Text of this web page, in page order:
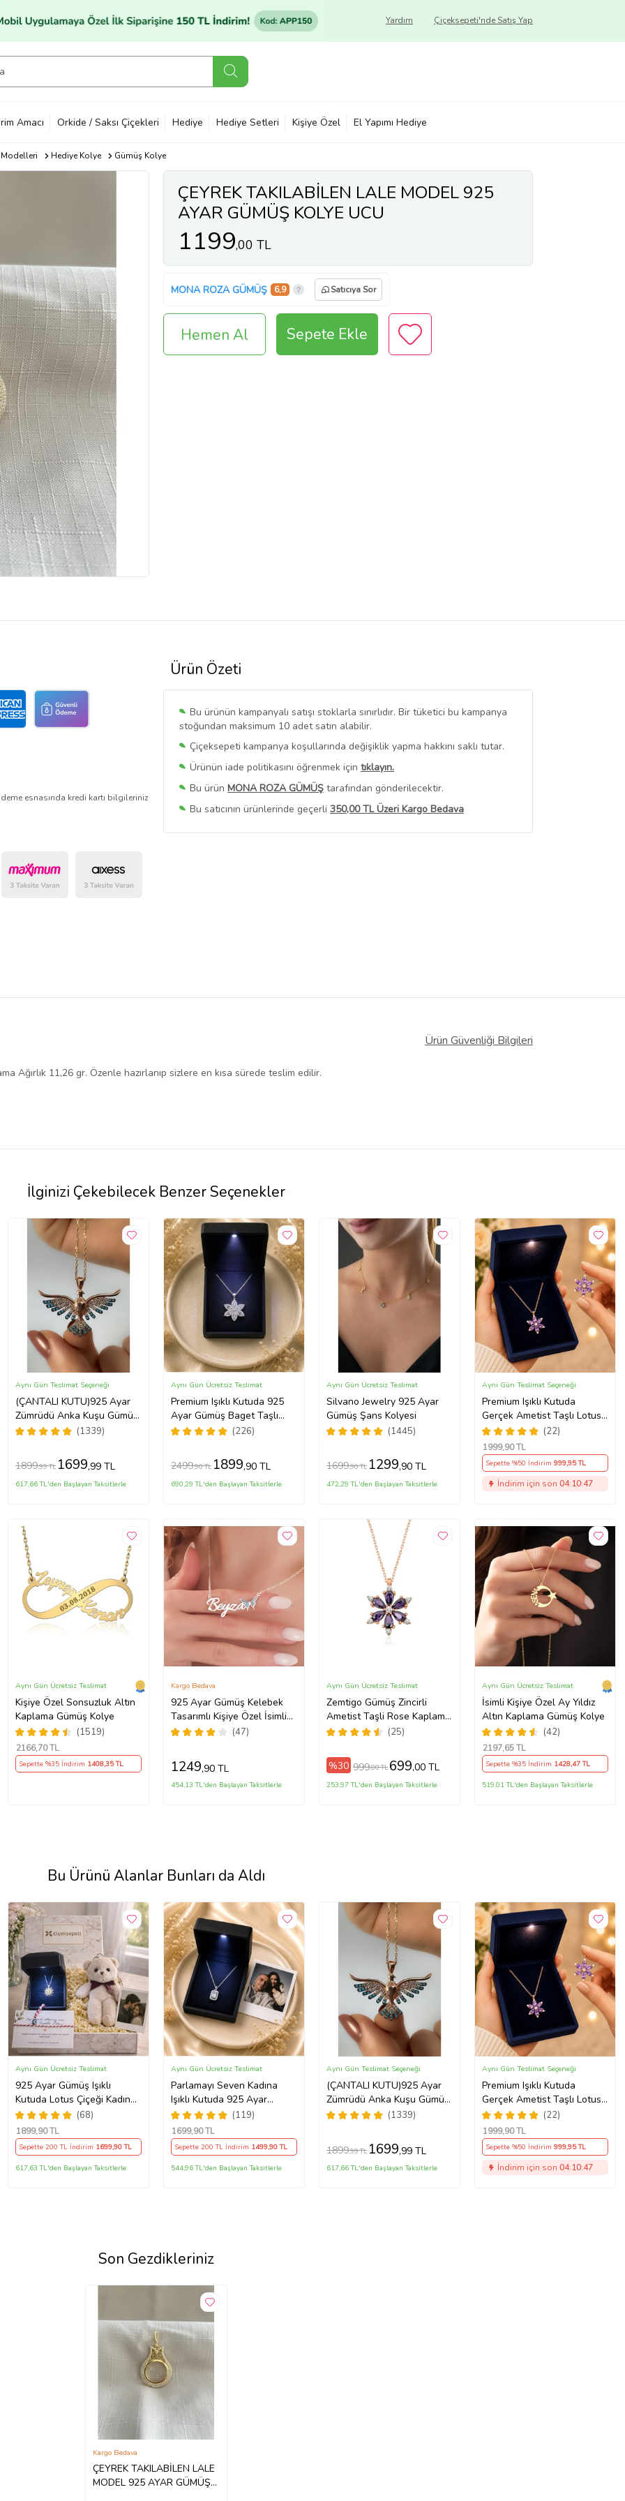
Çiçeksepeti'nde Satış Yap
Yardım
Amacı Orkide / Saksı Çiçekleri Hediye Hediye Setleri Kişiye Özel El Yapımı Hediye
Modelleri Hediye Kolye Gümüş Kolye
ÇEYREK TAKILABİLEN LALE MODEL 925
AYAR GÜMÜŞ KOLYE UCU
1199,00 TL
MONA ROZA GÜMÜŞ 6,9 Satıcıya Sor
Hemen Al Sepete Ekle
Ürün Özeti
Bu ürünün kampanyalı satışı stoklarla sınırlıdır. Bir tüketici bu kampanya
stoğundan maksimum 10 adet satın alabilir.
Çiçeksepeti kampanya koşullarında değişiklik yapma hakkını saklı tutar.
Ürünün iade politikasını öğrenmek için tıklayın.
Bu ürün MONA ROZA GÜMÜŞ tarafından gönderilecektir.
Bu satıcının ürünlerinde geçerli 350,00 TL Üzeri Kargo Bedava
Bu SatıcınınTüm Ürünlerini Görüntüle
esnasında kredi kartı bilgileriniz
Ürün Güvenliği Bilgileri
Ağırlık 11,26 gr. Özenle hazırlanıp sizlere en kısa sürede teslim edilir.
İlginizi Çekebilecek Benzer Seçenekler
(ÇANTALI KUTU)925 Ayar
Zümrüdü Anka Kuşu Gümüş
Kadın Kolye - MAVİ
(1339)
Aynı Gün Teslimat Seçeneği
1899,99 TL 1699,99 TL
617,66 TL'den Başlayan Taksitlerle
Premium Işıklı Kutuda 925
Ayar Gümüş Baget Taşlı
Lotus Çiçeği Kolye
(226)
Aynı Gün Ücretsiz Teslimat
2499,90 TL 1899,90 TL
690,29 TL'den Başlayan Taksitlerle
Silvano Jewelry 925 Ayar
Gümüş Şans Kolyesi
(1445)
Aynı Gün Ücretsiz Teslimat
1699,90 TL 1299,90 TL
472,29 TL'den Başlayan Taksitlerle
Premium Işıklı Kutuda
Gerçek Ametist Taşlı Lotus
Kolye – 925 Ayar Gümüş
Kadın Kolye
(22)
Aynı Gün Teslimat Seçeneği
1999,90 TL
Sepette %50 İndirim999,95 TL
İndirim için son04:10:46
Kişiye Özel Sonsuzluk Altın
Kaplama Gümüş Kolye
(1519)
Aynı Gün Ücretsiz Teslimat
2166,70 TL
Sepette %35 İndirim 1408,35 TL
925 Ayar Gümüş Kelebek
Tasarımlı Kişiye Özel İsimli
Kadın Kolye Anneye
Hediye,Arkadaşa
Hediye,Doğum Günü
Hediyesi,Eşe Hediye
(47)
Kargo Bedava
1249,90 TL
454,13 TL'den Başlayan Taksitlerle
Zemtigo Gümüş Zincirli
Ametist Taşli Rose Kaplama
Lotus Kamelya Çiçeği Kolye
(25)
Aynı Gün Ücretsiz Teslimat
%30 999,00 TL 699,00 TL
253,97 TL'den Başlayan Taksitlerle
İsimli Kişiye Özel Ay Yıldız
Altın Kaplama Gümüş Kolye
(42)
Aynı Gün Ücretsiz Teslimat
2197,65 TL
Sepette %35 İndirim 1428,47 TL
519,01 TL'den Başlayan Taksitlerle
Bu Ürünü Alanlar Bunları da Aldı
925 Ayar Gümüş Işıklı
Kutuda Lotus Çiçeği Kadın
Kolye , Peluş Ayıcık
Anahtarlık Marteniçka
Bileklik, Polaroid Fotoğraf
Hediye
(68)
Aynı Gün Ücretsiz Teslimat
1899,90 TL
Sepette 200 TL İndirim 1699,90 TL
617,63 TL'den Başlayan Taksitlerle
Parlamayı Seven Kadına
Işıklı Kutuda 925 Ayar
Gümüş Baget Kolye - Kişiye
Özel Fotoğraf Hediye
(119)
Aynı Gün Ücretsiz Teslimat
1699,90 TL
Sepette 200 TL İndirim 1499,90 TL
544,96 TL'den Başlayan Taksitlerle
(ÇANTALI KUTU)925 Ayar
Zümrüdü Anka Kuşu Gümüş
Kadın Kolye - MAVİ
(1339)
Aynı Gün Teslimat Seçeneği
1899,99 TL 1699,99 TL
617,66 TL'den Başlayan Taksitlerle
Premium Işıklı Kutuda
Gerçek Ametist Taşlı Lotus
Kolye – 925 Ayar Gümüş
Kadın Kolye
(22)
Aynı Gün Teslimat Seçeneği
1999,90 TL
Sepette %50 İndirim999,95 TL
İndirim için son04:10:46
Son Gezdikleriniz
ÇEYREK TAKILABİLEN LALE
MODEL 925 AYAR GÜMÜŞ
Kargo Bedava